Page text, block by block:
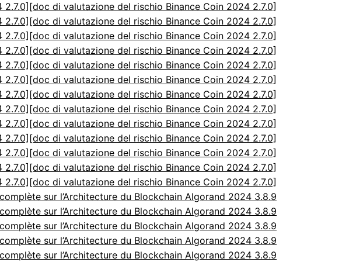
2.7.0] [doc di valutazione del rischio Binance Coin 2024 2.7.0]
2.7.0] [doc di valutazione del rischio Binance Coin 2024 2.7.0]
2.7.0] [doc di valutazione del rischio Binance Coin 2024 2.7.0]
2.7.0] [doc di valutazione del rischio Binance Coin 2024 2.7.0]
2.7.0] [doc di valutazione del rischio Binance Coin 2024 2.7.0]
2.7.0] [doc di valutazione del rischio Binance Coin 2024 2.7.0]
2.7.0] [doc di valutazione del rischio Binance Coin 2024 2.7.0]
2.7.0] [doc di valutazione del rischio Binance Coin 2024 2.7.0]
2.7.0] [doc di valutazione del rischio Binance Coin 2024 2.7.0]
2.7.0] [doc di valutazione del rischio Binance Coin 2024 2.7.0]
2.7.0] [doc di valutazione del rischio Binance Coin 2024 2.7.0]
2.7.0] [doc di valutazione del rischio Binance Coin 2024 2.7.0]
2.7.0] [doc di valutazione del rischio Binance Coin 2024 2.7.0]
sur l’Architecture du Blockchain Algorand 2024 3.8.9
sur l’Architecture du Blockchain Algorand 2024 3.8.9
sur l’Architecture du Blockchain Algorand 2024 3.8.9
sur l’Architecture du Blockchain Algorand 2024 3.8.9
sur l’Architecture du Blockchain Algorand 2024 3.8.9